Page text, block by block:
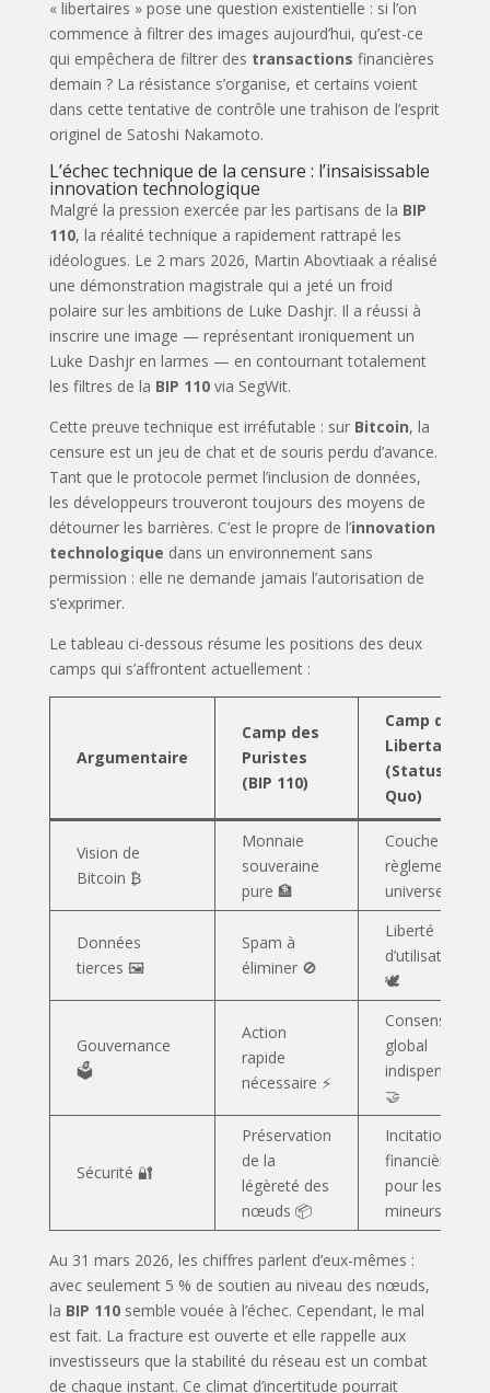
« libertaires » pose une question existentielle : si l’on
commence à filtrer des images aujourd’hui, qu’est-ce
qui empêchera de filtrer des transactions financières
demain ? La résistance s’organise, et certains voient
dans cette tentative de contrôle une trahison de l’esprit
originel de Satoshi Nakamoto.
L’échec technique de la censure : l’insaisissable
innovation technologique
Malgré la pression exercée par les partisans de la BIP
110, la réalité technique a rapidement rattrapé les
idéologues. Le 2 mars 2026, Martin Abovtiaak a réalisé
une démonstration magistrale qui a jeté un froid
polaire sur les ambitions de Luke Dashjr. Il a réussi à
inscrire une image — représentant ironiquement un
Luke Dashjr en larmes — en contournant totalement
les filtres de la BIP 110via SegWit.
Cette preuve technique est irréfutable : sur Bitcoin, la
censure est un jeu de chat et de souris perdu d’avance.
Tant que le protocole permet l’inclusion de données,
les développeurs trouveront toujours des moyens de
détourner les barrières. C’est le propre de l’innovation
technologique dans un environnement sans
permission : elle ne demande jamais l’autorisation de
s’exprimer.
Le tableau ci-dessous résume les positions des deux
camps qui s’affrontent actuellement :
Argumentaire
Camp des
Puristes
(BIP 110)
Camp des
Libertaires
(Status
Quo)
Vision de
Bitcoin ₿
Monnaie
souveraine
pure 🏦
Couche de
règlement
universelle 🌍
Données
tierces 🖼️
Spam à
éliminer 🚫
Liberté
d’utilisation
🕊️
Gouvernance
🗳️
Action
rapide
nécessaire ⚡
Consensus
global
indispensable
🤝
Sécurité 🔐
Préservation
de la
légèreté des
nœuds 📦
Incitation
financière
pour les
mineurs 💰
Au 31 mars 2026, les chiffres parlent d’eux-mêmes :
avec seulement 5 % de soutien au niveau des nœuds,
la BIP 110semble vouée à l’échec. Cependant, le mal
est fait. La fracture est ouverte et elle rappelle aux
investisseurs que la stabilité du réseau est un combat
de chaque instant. Ce climat d’incertitude pourrait